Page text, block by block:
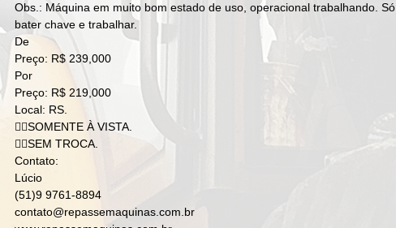
Obs.: Máquina em muito bom estado de uso, operacional trabalhando. Só
bater chave e trabalhar.
De
Preço: R$ 239,000
Por
Preço: R$ 219,000
Local: RS.
👉🏻SOMENTE À VISTA.
👉🏻SEM TROCA.
Contato:
Lúcio
(51)9 9761-8894
contato@repassemaquinas.com.br